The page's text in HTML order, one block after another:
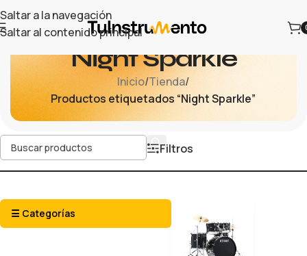
Saltar a la navegación
Saltar al contenido principal
Night Sparkle
Inicio/Tienda/
Productos etiquetados “Night Sparkle”
Filtros
☰ Categorías